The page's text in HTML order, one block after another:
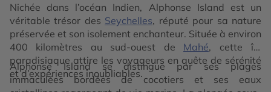
Nichée dans l’océan Indien, Alphonse Island est un
véritable trésor des Seychelles, réputé pour sa nature
préservée et son isolement enchanteur. Située à environ
400 kilomètres au sud-ouest de Mahé, cette île
paradisiaque attire les voyageurs en quête de sérénité
et d’expériences inoubliables.
Alphonse Island se distingue par ses plages
immaculées bordées de cocotiers et ses eaux